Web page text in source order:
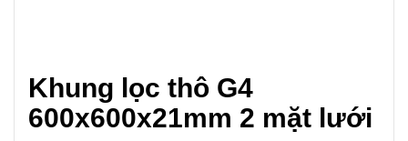
Khung lọc thô G4
600x600x21mm 2 mặt lưới